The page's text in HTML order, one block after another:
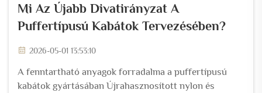
Mi Az Újabb Divatirányzat A
Puffertípusú Kabátok Tervezésében?
2026-05-01 13:53:10
A fenntartható anyagok forradalma a puffertípusú
kabátok gyártásában Újrahasznosított nylon és